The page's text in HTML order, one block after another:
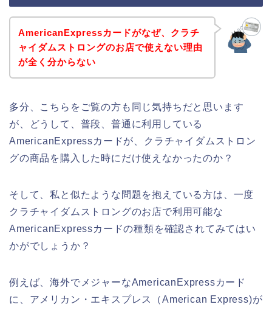
AmericanExpressカードがなぜ、クラチ
ャイダムストロングのお店で使えない理由
が全く分からない
多分、こちらをご覧の方も同じ気持ちだと思います
が、どうして、普段、普通に利用している
AmericanExpressカードが、クラチャイダムストロン
グの商品を購入した時にだけ使えなかったのか？
そして、私と似たような問題を抱えている方は、一度
クラチャイダムストロングのお店で利用可能な
AmericanExpressカードの種類を確認されてみてはい
かがでしょうか？
例えば、海外でメジャーなAmericanExpressカード
に、アメリカン・エキスプレス（American Express)が